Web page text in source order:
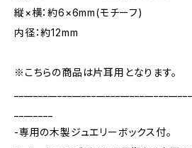
縦×横：約6×6mm(モチーフ)
内径：約12mm
※こちらの商品は片耳用となります。
-専用の木製ジュエリーボックス付。